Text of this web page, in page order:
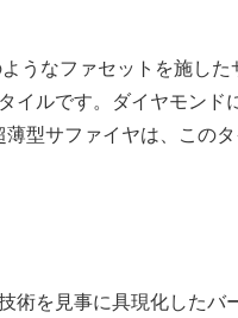
うなファセットを施した
イルです。ダイヤモンド
型サファイヤは、この
を見事に具現化したバ